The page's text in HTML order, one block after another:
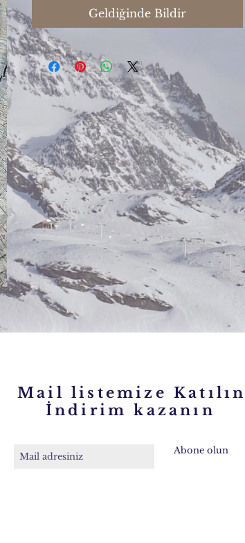
Geldiğinde Bildir
Mail listemize Katılın
İndirim kazanın
Abone olun